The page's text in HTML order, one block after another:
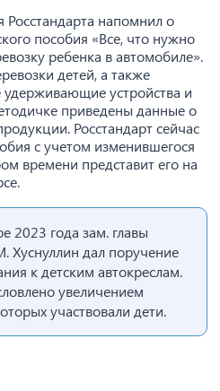
Росстандарта напомнил о
пособия «Все, что нужно
ребенка в автомобиле».
детей, а также
удерживающие устройства и
приведены данные о
Росстандарт сейчас
с учетом изменившегося
времени представит его на
2023 года зам. главы
Хуснуллин дал поручение
к детским автокреслам.
увеличением
участвовали дети.